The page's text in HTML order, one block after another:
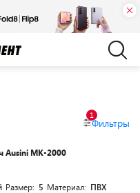
Фильтры
1
Ausini МК-2000
Размер: 5 Материал: ПВХ